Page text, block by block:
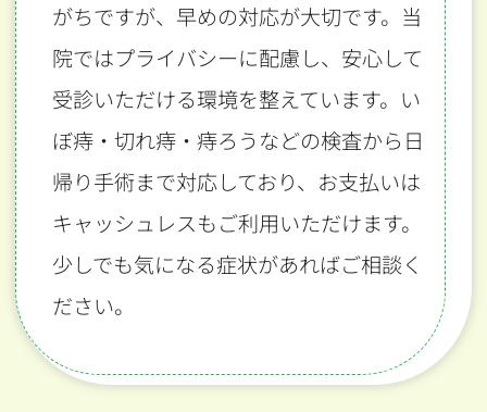
がちですが、早めの対応が大切です。当
院ではプライバシーに配慮し、安心して
受診いただける環境を整えています。い
ぼ痔・切れ痔・痔ろうなどの検査から日
帰り手術まで対応しており、お支払いは
キャッシュレスもご利用いただけます。
少しでも気になる症状があればご相談く
ださい。